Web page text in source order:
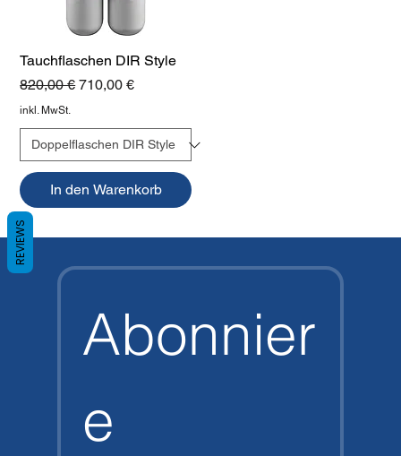
Tauchflaschen DIR Style
Standardpreis
820,00 €Sale-Preis
710,00 €
inkl. MwSt.
In den Warenkorb
Abonnier
e
REVIEWS